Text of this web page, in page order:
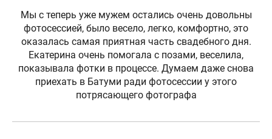
Мы с теперь уже мужем остались очень довольны
фотосессией, было весело, легко, комфортно, это
оказалась самая приятная часть свадебного дня.
Екатерина очень помогала с позами, веселила,
показывала фотки в процессе. Думаем даже снова
приехать в Батуми ради фотосессии у этого
потрясающего фотографа